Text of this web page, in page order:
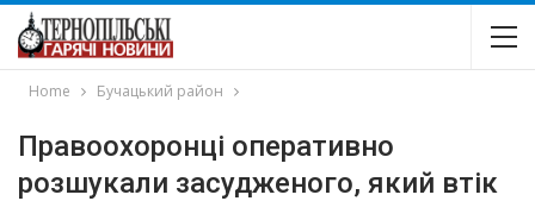
Home Бучацький район
Правоохоронці оперативно
розшукали засудженого, який втік